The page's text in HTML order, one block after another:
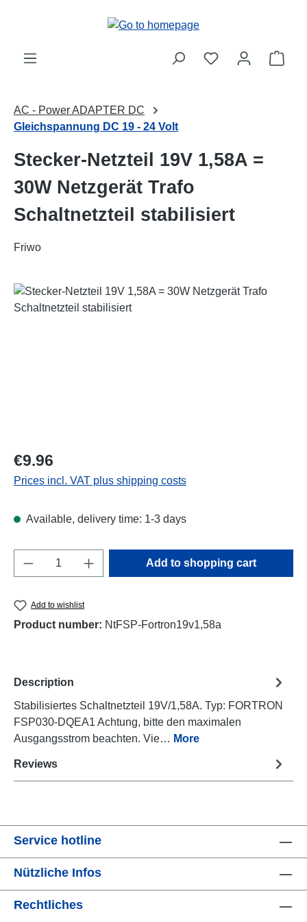
AC - Power ADAPTER DC
Gleichspannung DC 19 - 24 Volt
Stecker-Netzteil 19V 1,58A =
30W Netzgerät Trafo
Schaltnetzteil stabilisiert
Friwo
Skip image gallery
Regular price:
€9.96
Prices incl. VAT plus shipping costs
Available, delivery time: 1-3 days
Product Quantity: Enter the desired
Add to shopping cart
Add to wishlist
Product number: NtFSP-Fortron19v1,58a
Description
Stabilisiertes Schaltnetzteil 19V/1,58A. Typ: FORTRON
FSP030-DQEA1 Achtung, bitte den maximalen
Ausgangsstrom beachten. Vie… More
Reviews
Service hotline
Nützliche Infos
Rechtliches